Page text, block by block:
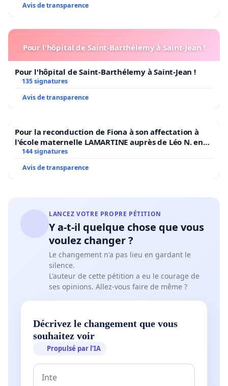
Avis de transparence
Pour l'hôpital de Saint-Barthélemy à Saint-Jean !
Pour l'hôpital de Saint-Barthélemy à Saint-Jean !
135 signatures
Avis de transparence
Pour la reconduction de Fiona à son affectation à
l'école maternelle LAMARTINE auprès de Léo N. en
2026/2027
144 signatures
Avis de transparence
LANCEZ VOTRE PROPRE PÉTITION
Y a-t-il quelque chose que vous
voulez changer ?
Le changement n'a pas lieu en gardant le
silence.
L'auteur de cette pétition a eu le courage de
ses opinions. Allez-vous faire de même ?
Décrivez le changement que vous
souhaitez voir
Propulsé par l’IA